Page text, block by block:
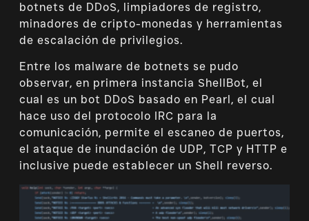
botnets de DDoS, limpiadores de registro,
minadores de cripto-monedas y herramientas
de escalación de privilegios.
Entre los malware de botnets se pudo
observar, en primera instancia ShellBot, el
cual es un bot DDoS basado en Pearl, el cual
hace uso del protocolo IRC para la
comunicación, permite el escaneo de puertos,
el ataque de inundación de UDP, TCP y HTTP e
inclusive puede establecer un Shell reverso.